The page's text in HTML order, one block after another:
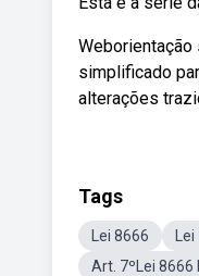
Weborientação
simplificado
alterações
Tags
Lei 8666
Art. 7ºLei 8666